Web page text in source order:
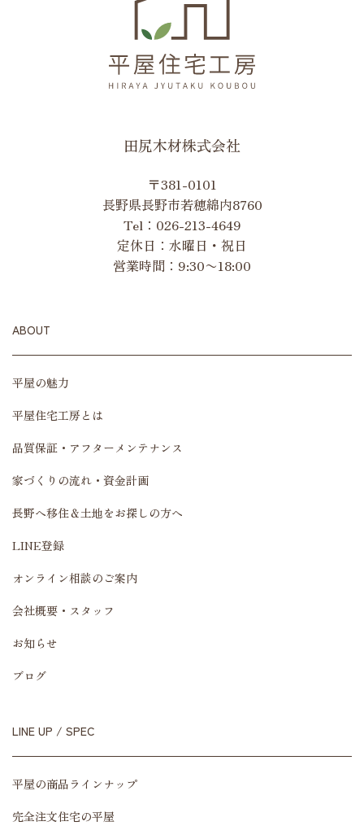
田尻木材株式会社
〒381-0101
長野県長野市若穂綿内8760
Tel： 026-213-4649
定休日：水曜日・祝日
営業時間：9:30〜18:00
ABOUT
平屋の魅力
平屋住宅工房とは
品質保証・アフターメンテナンス
家づくりの流れ・資金計画
長野へ移住＆土地をお探しの方へ
LINE登録
オンライン相談のご案内
会社概要・スタッフ
お知らせ
ブログ
LINE UP / SPEC
平屋の商品ラインナップ
完全注文住宅の平屋